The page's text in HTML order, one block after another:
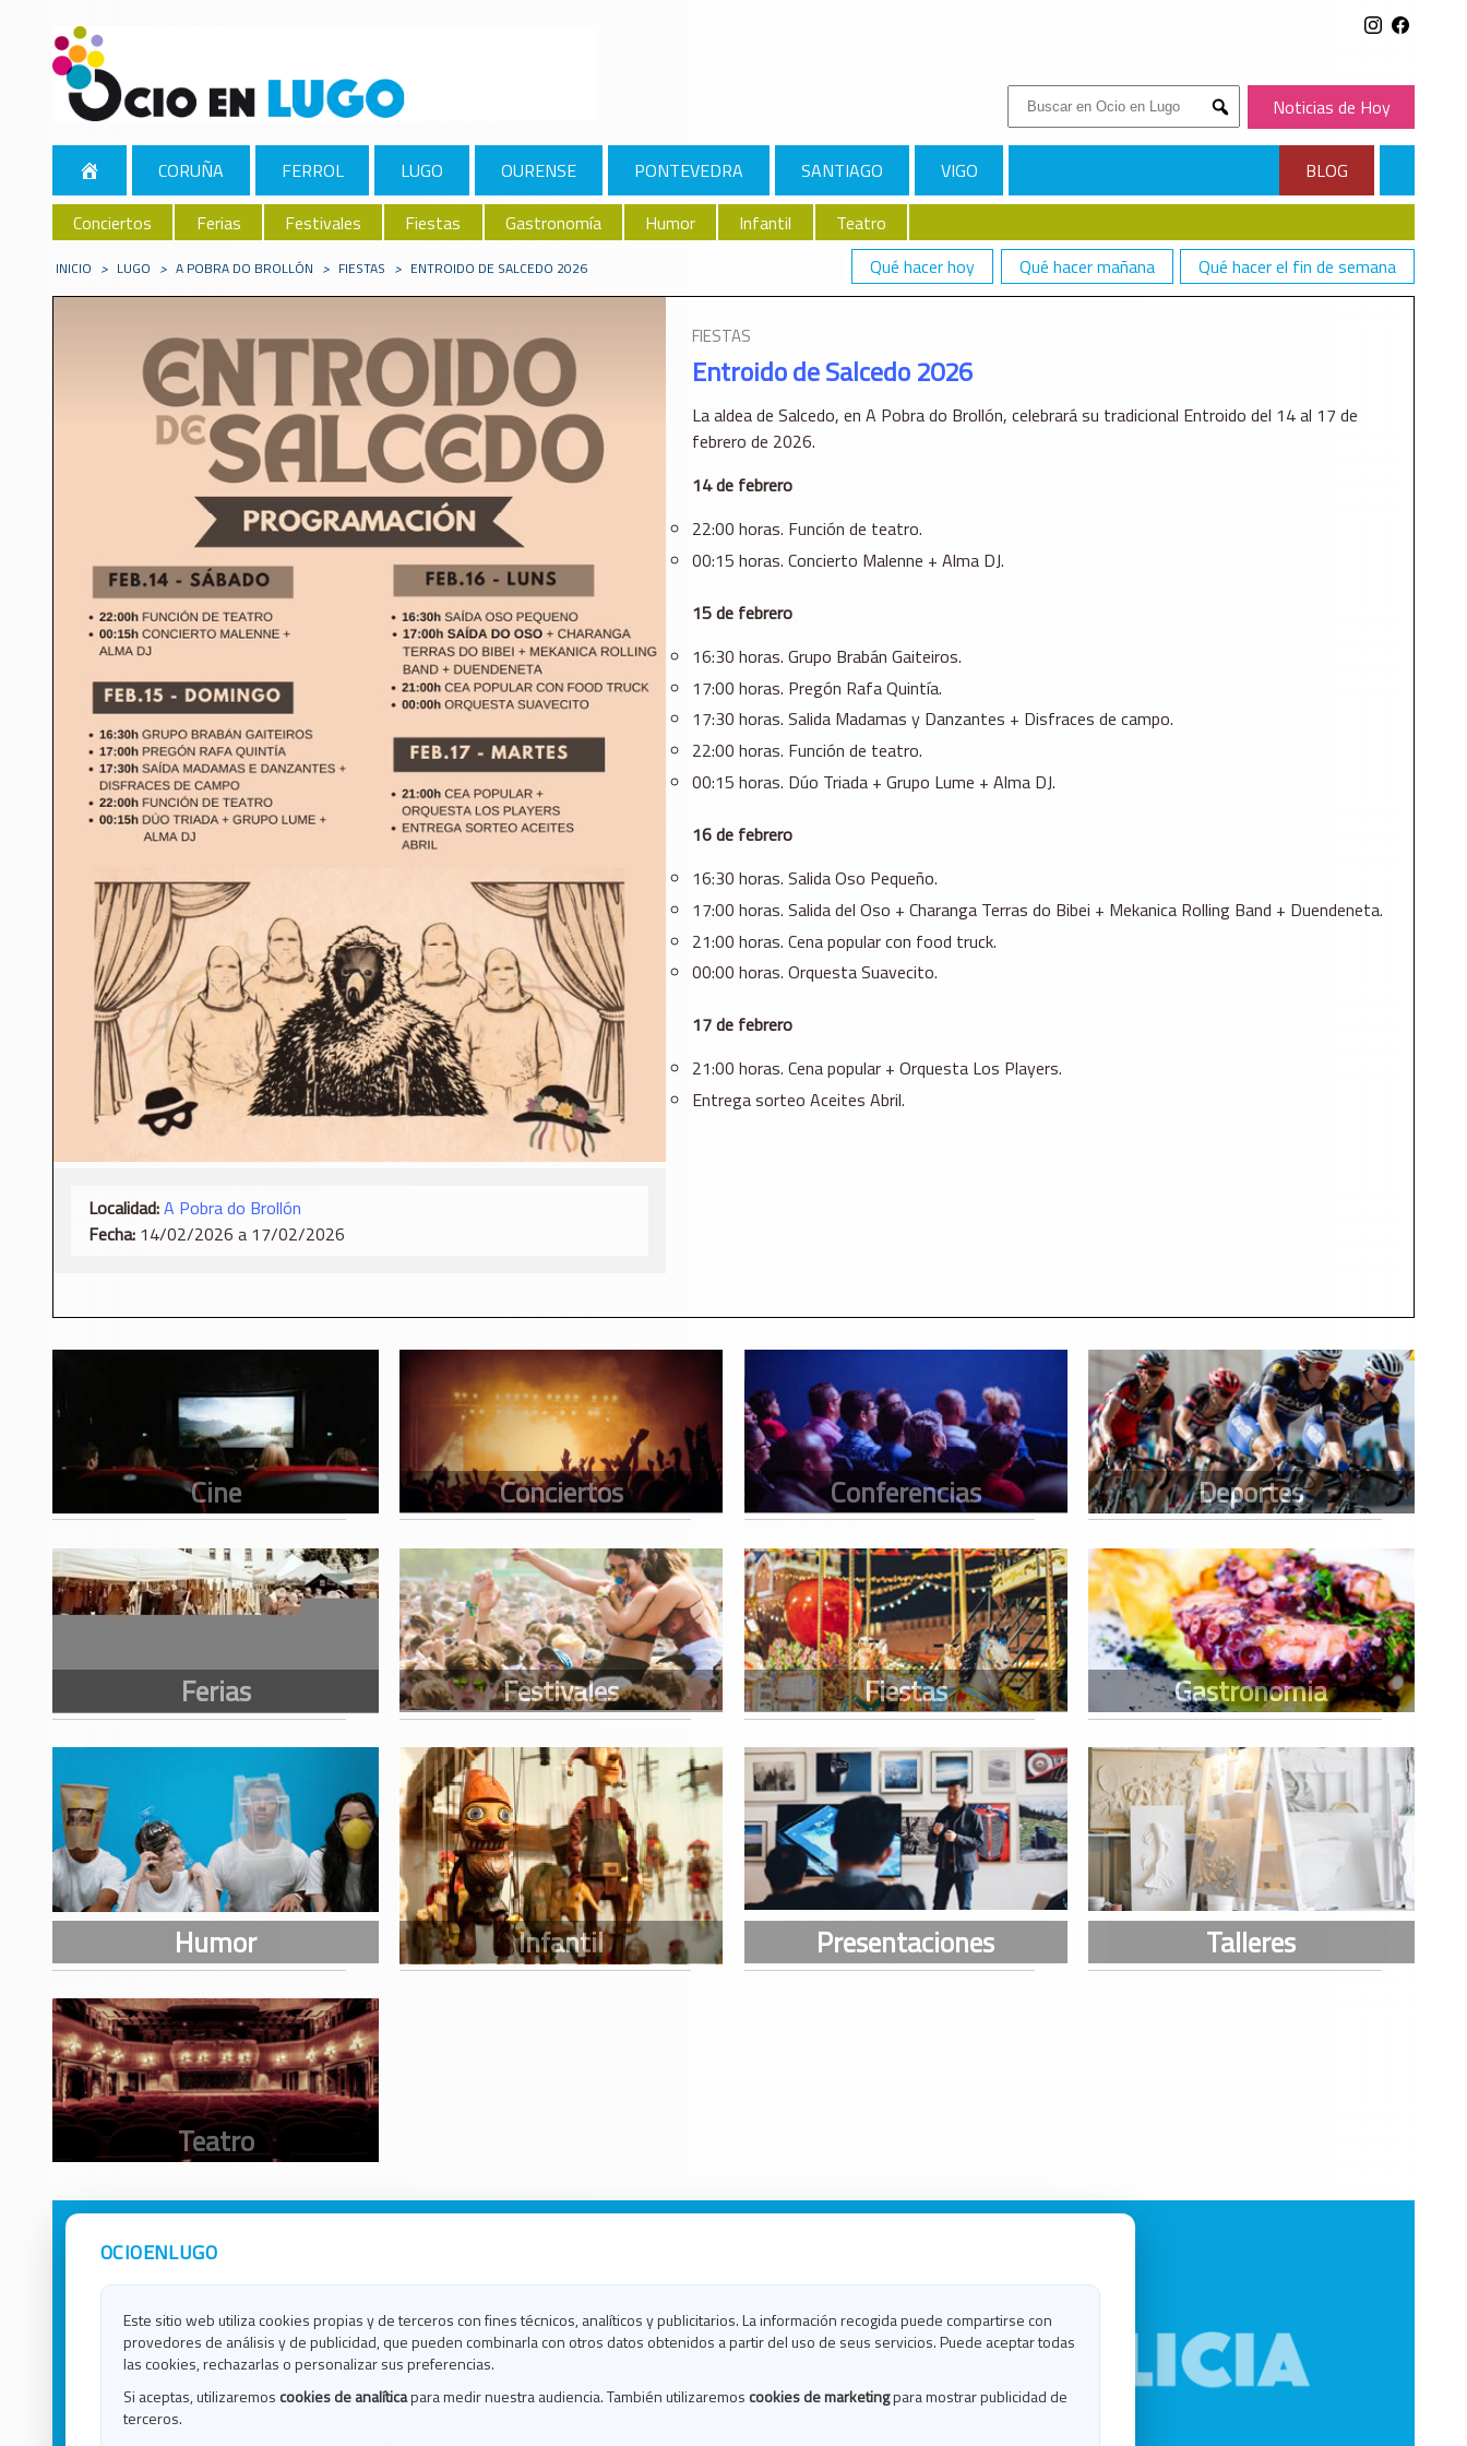
Buscar:
Submit
Noticias de Hoy
CORUÑA FERROL LUGO OURENSE PONTEVEDRA SANTIAGO VIGO
BLOG
Conciertos
Ferias Festivales Fiestas Gastronomía Humor Infantil
Teatro
Qué hacer hoy
Qué hacer mañana Qué hacer el fin de semana
INICIO > LUGO > A POBRA DO BROLLÓN > FIESTAS > ENTROIDO DE SALCEDO 2026
Localidad:A Pobra do Brollón
Fecha: 14/02/2026 a 17/02/2026
FIESTAS
Entroido de Salcedo 2026
La aldea de Salcedo, en A Pobra do Brollón, celebrará su tradicional Entroido del 14 al 17 de
febrero de 2026.
14 de febrero
22:00 horas. Función de teatro.
00:15 horas. Concierto Malenne + Alma DJ.
15 de febrero
16:30 horas. Grupo Brabán Gaiteiros.
17:00 horas. Pregón Rafa Quintía.
17:30 horas. Salida Madamas y Danzantes + Disfraces de campo.
22:00 horas. Función de teatro.
00:15 horas. Dúo Triada + Grupo Lume + Alma DJ.
16 de febrero
16:30 horas. Salida Oso Pequeño.
17:00 horas. Salida del Oso + Charanga Terras do Bibei + Mekanica Rolling Band + Duendeneta.
21:00 horas. Cena popular con food truck.
00:00 horas. Orquesta Suavecito.
17 de febrero
21:00 horas. Cena popular + Orquesta Los Players.
Entrega sorteo Aceites Abril.
OCIOENLUGO
Este sitio web utiliza cookies propias y de terceros con fines técnicos, analíticos y publicitarios. La información recogida puede compartirse con
provedores de análisis y de publicidad, que pueden combinarla con otros datos obtenidos a partir del uso de seus servicios. Puede aceptar todas
las cookies, rechazarlas o personalizar sus preferencias.
Si aceptas, utilizaremos cookies de analíticapara medir nuestra audiencia. También utilizaremos cookies de marketingpara mostrar publicidad de
terceros.
Avisos Legales
Política de Cookies
Ocio en Lugo
Ocio en Ourense
Ocio en Santiago